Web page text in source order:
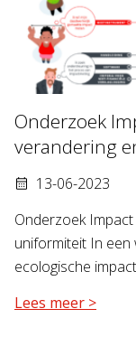
Onderzoek
verandering
13-06-2023
Onderzoek
uniformiteit In een
ecologische
Lees meer >